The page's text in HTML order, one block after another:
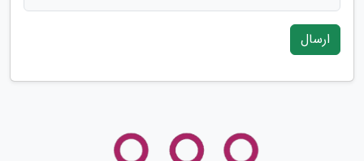
ارسال